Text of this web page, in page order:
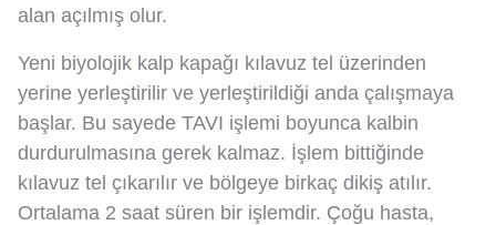
alan açılmış olur.
Yeni biyolojik kalp kapağı kılavuz tel üzerinden
yerine yerleştirilir ve yerleştirildiği anda çalışmaya
başlar. Bu sayede TAVI işlemi boyunca kalbin
durdurulmasına gerek kalmaz. İşlem bittiğinde
kılavuz tel çıkarılır ve bölgeye birkaç dikiş atılır.
Ortalama 2 saat süren bir işlemdir. Çoğu hasta,